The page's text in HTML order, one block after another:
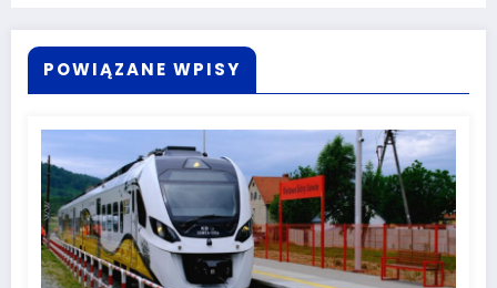
POWIĄZANE WPISY